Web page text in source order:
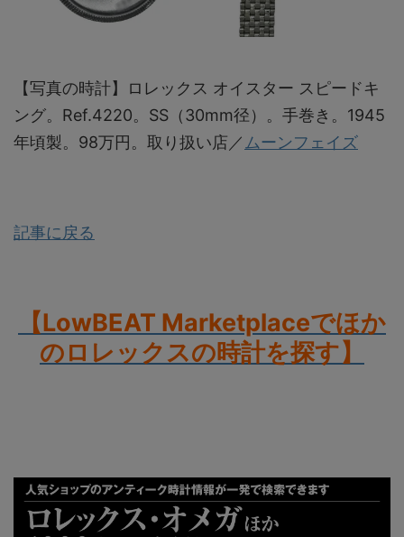
【写真の時計】ロレックス オイスター スピードキ
ング。Ref.4220。SS（30mm径）。手巻き。1945
年頃製。98万円。取り扱い店／ ムーンフェイズ
記事に戻る
【LowBEAT Marketplaceでほか
のロレックスの時計を探す】